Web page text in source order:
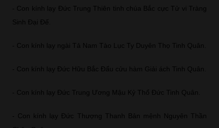
- Con kính lạy Đức Trung Thiên tinh chúa Bắc cực Tử vi Tràng
Sinh Đại Đế.
- Con kính lạy ngài Tả Nam Tào Lục Ty Duyên Thọ Tinh Quân.
- Con kính lạy Đức Hữu Bắc Đẩu cửu hàm Giải ách Tinh Quân.
- Con kính lạy Đức Trung Ương Mậu Kỷ Thổ Đức Tinh Quân.
- Con kính lạy Đức Thượng Thanh Bản mệnh Nguyên Thần